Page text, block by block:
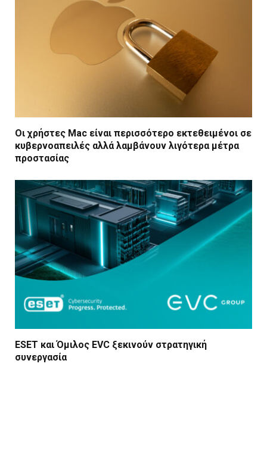
Οι χρήστες Mac είναι περισσότερο εκτεθειμένοι σε
κυβερνοαπειλές αλλά λαμβάνουν λιγότερα μέτρα
προστασίας
ESET και Όμιλος EVC ξεκινούν στρατηγική
συνεργασία